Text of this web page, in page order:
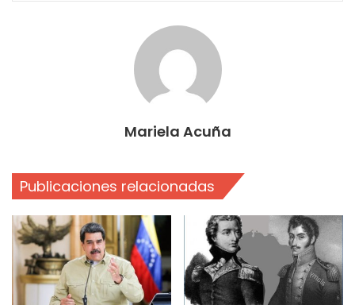
Mariela Acuña
Publicaciones relacionadas